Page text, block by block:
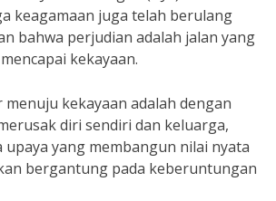
keagamaan juga telah berulang
bahwa perjudian adalah jalan yang
kekayaan.
menuju kekayaan adalah dengan
diri sendiri dan keluarga,
yang membangun nilai nyata
bergantung pada keberuntungan